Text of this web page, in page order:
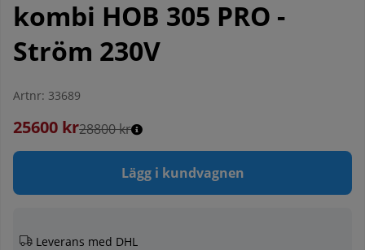
kombi HOB 305 PRO -
Ström 230V
Artnr: 33689
25600 kr28800 kr
Lägg i kundvagnen
Leverans med DHL